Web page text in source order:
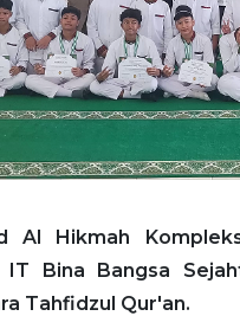
Al Hikmah
Bina Bangsa
Tahfidzul Qur'an.